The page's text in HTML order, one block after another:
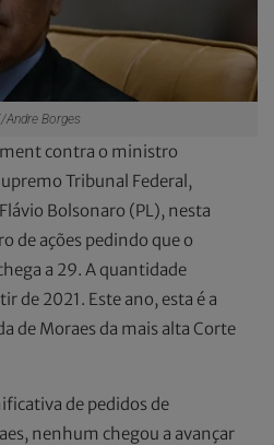
Borges
contra o ministro
Tribunal Federal,
Bolsonaro (PL), nesta
de ações pedindo que o
a 29. A quantidade
de 2021. Este ano, esta é a
de Moraes da mais alta Corte
de pedidos de
nenhum chegou a avançar